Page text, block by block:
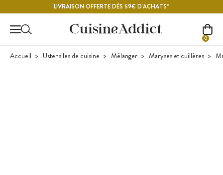
LIVRAISON OFFERTE DÈS 59€ D'ACHATS*
0
Accueil Ustensiles de cuisine Mélanger Maryses et cuillères